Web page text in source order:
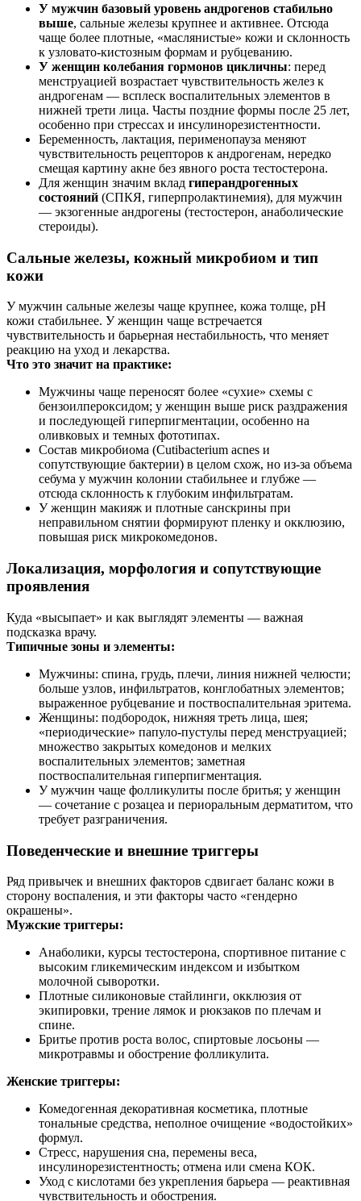
У мужчин базовый уровень андрогенов стабильно
выше, сальные железы крупнее и активнее. Отсюда
чаще более плотные, «маслянистые» кожи и склонность
к узловато‑кистозным формам и рубцеванию.
У женщин колебания гормонов цикличны: перед
менструацией возрастает чувствительность желез к
андрогенам — всплеск воспалительных элементов в
нижней трети лица. Часты поздние формы после 25 лет,
особенно при стрессах и инсулинорезистентности.
Беременность, лактация, перименопауза меняют
чувствительность рецепторов к андрогенам, нередко
смещая картину акне без явного роста тестостерона.
Для женщин значим вклад гиперандрогенных
состояний (СПКЯ, гиперпролактинемия), для мужчин
— экзогенные андрогены (тестостерон, анаболические
стероиды).
Сальные железы, кожный микробиом и тип
кожи
У мужчин сальные железы чаще крупнее, кожа толще, pH
кожи стабильнее. У женщин чаще встречается
чувствительность и барьерная нестабильность, что меняет
реакцию на уход и лекарства.
Что это значит на практике:
Мужчины чаще переносят более «сухие» схемы с
бензоилпероксидом; у женщин выше риск раздражения
и последующей гиперпигментации, особенно на
оливковых и темных фототипах.
Состав микробиома (Cutibacterium acnes и
сопутствующие бактерии) в целом схож, но из‑за объема
себума у мужчин колонии стабильнее и глубже —
отсюда склонность к глубоким инфильтратам.
У женщин макияж и плотные санскрины при
неправильном снятии формируют пленку и окклюзию,
повышая риск микрокомедонов.
Локализация, морфология и сопутствующие
проявления
Куда «высыпает» и как выглядят элементы — важная
подсказка врачу.
Типичные зоны и элементы:
Мужчины: спина, грудь, плечи, линия нижней челюсти;
больше узлов, инфильтратов, конглобатных элементов;
выраженное рубцевание и поствоспалительная эритема.
Женщины: подбородок, нижняя треть лица, шея;
«периодические» папуло‑пустулы перед менструацией;
множество закрытых комедонов и мелких
воспалительных элементов; заметная
поствоспалительная гиперпигментация.
У мужчин чаще фолликулиты после бритья; у женщин
— сочетание с розацеа и периоральным дерматитом, что
требует разграничения.
Поведенческие и внешние триггеры
Ряд привычек и внешних факторов сдвигает баланс кожи в
сторону воспаления, и эти факторы часто «гендерно
окрашены».
Мужские триггеры:
Анаболики, курсы тестостерона, спортивное питание с
высоким гликемическим индексом и избытком
молочной сыворотки.
Плотные силиконовые стайлинги, окклюзия от
экипировки, трение лямок и рюкзаков по плечам и
спине.
Бритье против роста волос, спиртовые лосьоны —
микротравмы и обострение фолликулита.
Женские триггеры:
Комедогенная декоративная косметика, плотные
тональные средства, неполное очищение «водостойких»
формул.
Стресс, нарушения сна, перемены веса,
инсулинорезистентность; отмена или смена КОК.
Уход с кислотами без укрепления барьера — реактивная
чувствительность и обострения.